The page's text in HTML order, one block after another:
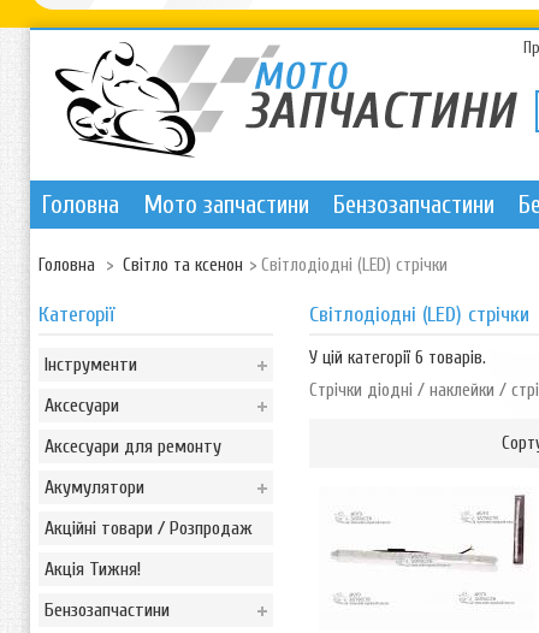
Головна Мото запчастини Бензозапчастини
Головна > Світло та ксенон > Світлодіодні (LED) стрічки
Категорії
Інструменти
Аксесуари
Аксесуари для ремонту
Акумулятори
Акційні товари / Розпродаж
Акція Тижня!
Бензозапчастини
Світлодіодні (LED) стрічки
У цій категорії 6 товарів.
Стрічки діодні / наклейки /